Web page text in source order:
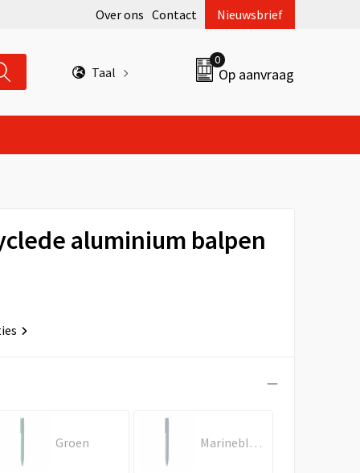
Over ons Contact Nieuwsbrief
Taal
0
Op aanvraag
aluminium balpen
Groen Marineblauw